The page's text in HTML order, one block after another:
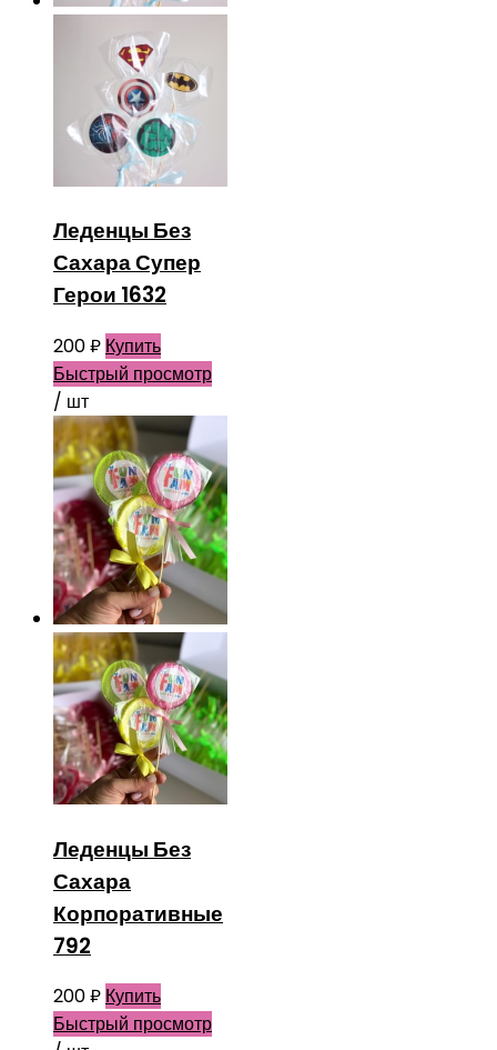
Леденцы Без
Сахара Супер
Герои 1632
200₽ Купить
Быстрый просмотр
/ шт
Леденцы Без
Сахара
Корпоративные
792
200₽ Купить
Быстрый просмотр